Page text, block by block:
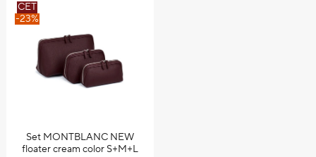
СЕТ
-23%
Set MONTBLANC NEW
floater cream color S+M+L